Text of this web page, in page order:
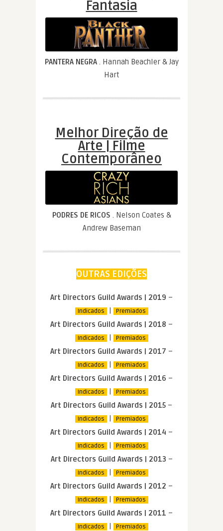
Fantasia
PANTERA NEGRA . Hannah Beachler & Jay
Hart
Melhor Direção de
Arte | Filme
Contemporâneo
PODRES DE RICOS . Nelson Coates &
Andrew Baseman
OUTRAS EDIÇÕES
Art Directors Guild Awards | 2019 –
Indicados | Premiados
Art Directors Guild Awards | 2018 –
Indicados | Premiados
Art Directors Guild Awards | 2017 –
Indicados | Premiados
Art Directors Guild Awards | 2016 –
Indicados | Premiados
Art Directors Guild Awards | 2015 –
Indicados | Premiados
Art Directors Guild Awards | 2014 –
Indicados | Premiados
Art Directors Guild Awards | 2013 –
Indicados | Premiados
Art Directors Guild Awards | 2012 –
Indicados | Premiados
Art Directors Guild Awards | 2011 –
Indicados | Premiados